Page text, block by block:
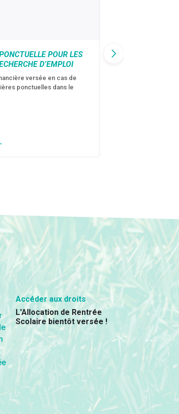
POUR LES
D’EMPLOI
versée en cas de
ponctuelles dans le
Accéder aux droits
L'Allocation de Rentrée
Scolaire bientôt versée !